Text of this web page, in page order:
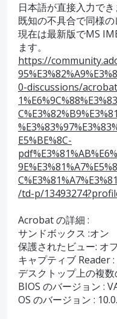
日本語が直接入力でき
既知の不具合で同様の
現在は最新版でMS
ます。
https://
0-discussions/
E5%BE%8C-
/td-p/
Acrobat の詳細 :
サンドボックス :オン
保護されたビュー: オフ
キャプティブ Reader :
デスクトップ上の複
BIOS のバージョン :
OS のバージョン :